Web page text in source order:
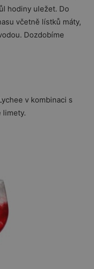
hodiny uležet. Do
včetně lístků máty,
Dozdobíme
v kombinaci s
limety.